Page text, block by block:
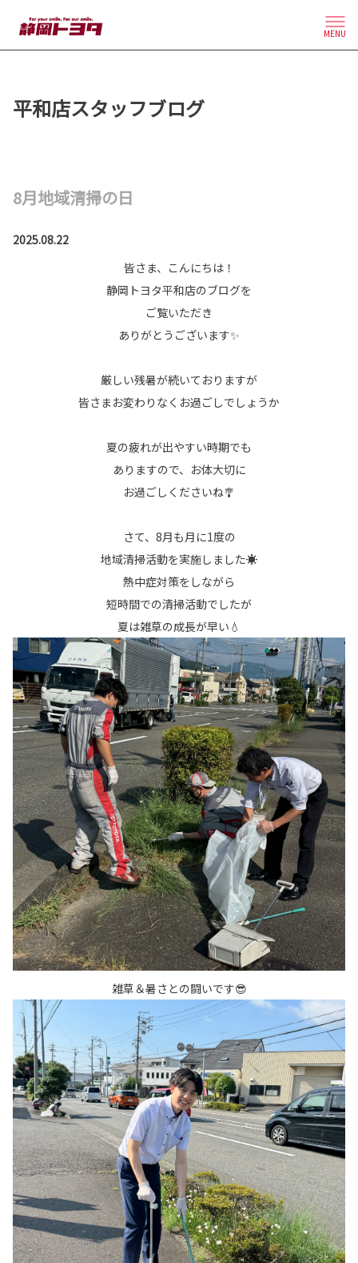
MENU
平和店スタッフブログ
8月地域清掃の日
2025.08.22
皆さま、こんにちは！
静岡トヨタ平和店のブログを
ご覧いただき
ありがとうございます✨
厳しい残暑が続いておりますが
皆さまお変わりなくお過ごしでしょうか
夏の疲れが出やすい時期でも
ありますので、お体大切に
お過ごしくださいね🎐
さて、8月も月に1度の
地域清掃活動を実施しました☀️
熱中症対策をしながら
短時間での清掃活動でしたが
夏は雑草の成長が早い💧
雑草＆暑さとの闘いです😎